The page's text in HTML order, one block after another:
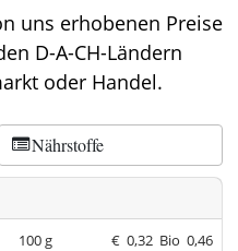
uns erhobenen Preise
D-A-CH-Ländern
oder Handel.
Nährstoffe
100 g € 0,32 Bio 0,46